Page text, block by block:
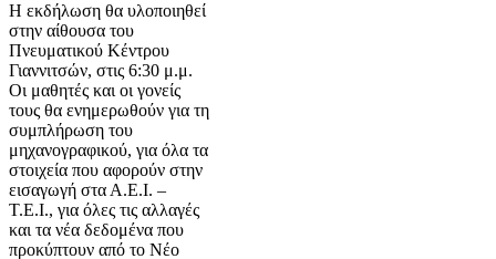
Η εκδήλωση θα υλοποιηθεί
στην αίθουσα του
Πνευματικού Κέντρου
Γιαννιτσών, στις 6:30 μ.μ.
Οι μαθητές και οι γονείς
τους θα ενημερωθούν για τη
συμπλήρωση του
μηχανογραφικού, για όλα τα
στοιχεία που αφορούν στην
εισαγωγή στα Α.Ε.Ι. –
Τ.Ε.Ι., για όλες τις αλλαγές
και τα νέα δεδομένα που
προκύπτουν από το Νέο